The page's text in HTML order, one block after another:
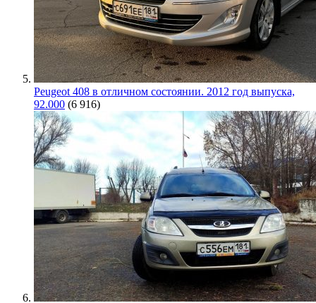
Peugeot 408 в отличном состоянии. 2012 год выпуска,
92.000 (6 916)